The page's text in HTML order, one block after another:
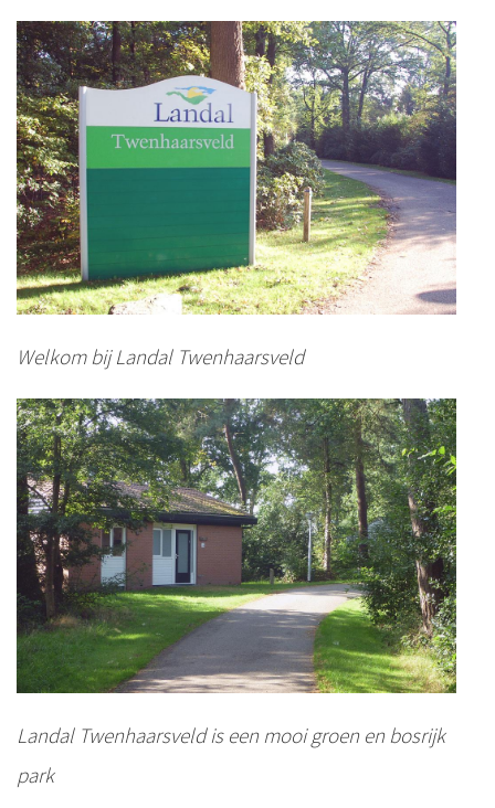
Welkom bij Landal Twenhaarsveld
Landal Twenhaarsveld is een mooi groen en bosrijk
park